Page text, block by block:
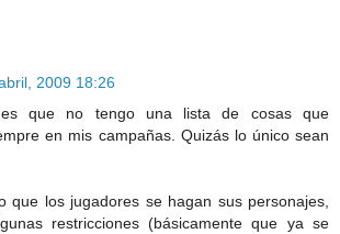
2009 18:26
que no tengo una lista de cosas que
en mis campañas. Quizás lo único sean
que los jugadores se hagan sus personajes,
restricciones (básicamente que ya se